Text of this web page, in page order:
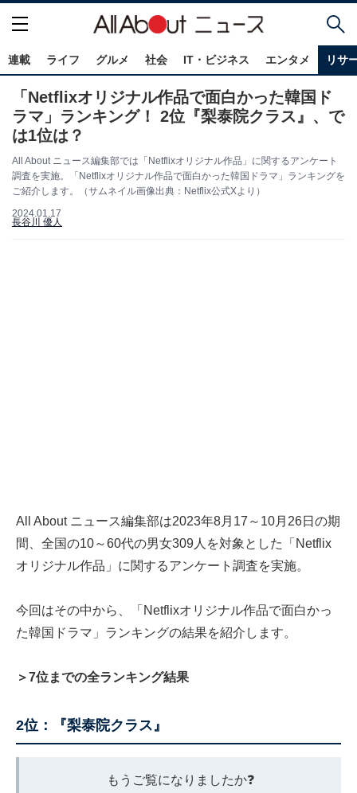
連載 ライフ グルメ 社会 IT・ビジネス エンタメ リサ
「Netflixオリジナル作品で面白かった韓国ド
ラマ」ランキング！ 2位『梨泰院クラス』、で
は1位は？
All About ニュース編集部では「Netflixオリジナル作品」に関するアンケート
調査を実施。「Netflixオリジナル作品で面白かった韓国ドラマ」ランキングを
ご紹介します。（サムネイル画像出典：Netflix公式Xより）
2024.01.17
長谷川 優人
All About ニュース編集部は2023年8月17～10月26日の期
間、全国の10～60代の男女309人を対象とした「Netflix
オリジナル作品」に関するアンケート調査を実施。
今回はその中から、「Netflixオリジナル作品で面白かっ
た韓国ドラマ」ランキングの結果を紹介します。
＞7位までの全ランキング結果
2位：『梨泰院クラス』
もうご覧になりましたか❓